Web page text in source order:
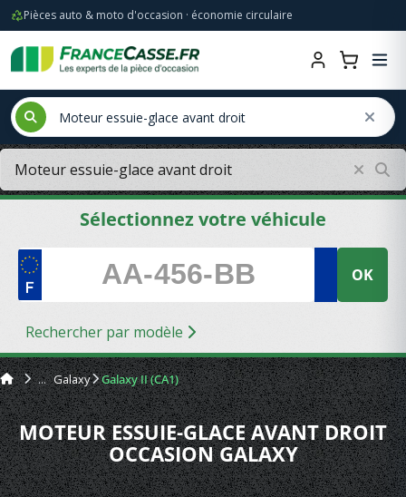
Pièces auto & moto d'occasion · économie circulaire
Sélectionnez votre véhicule
OK
Rechercher par modèle
Galaxy Galaxy II (CA1)
MOTEUR ESSUIE-GLACE AVANT DROIT
OCCASION GALAXY